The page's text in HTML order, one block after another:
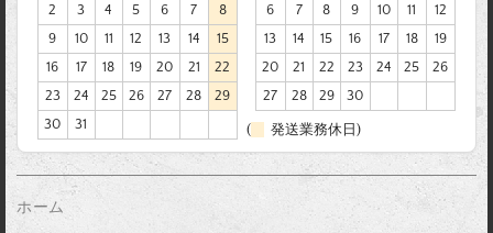
2
3 4 5 6 7
8
9
10 11 12 13 14
15
16
17 18 19 20 21
22
23
24 25 26 27 28
29
30
31
6
7 8 9 10 11
12
13
14 15 16 17 18
19
20
21 22 23 24 25
26
27
28 29 30
( 発送業務休日)
ホーム